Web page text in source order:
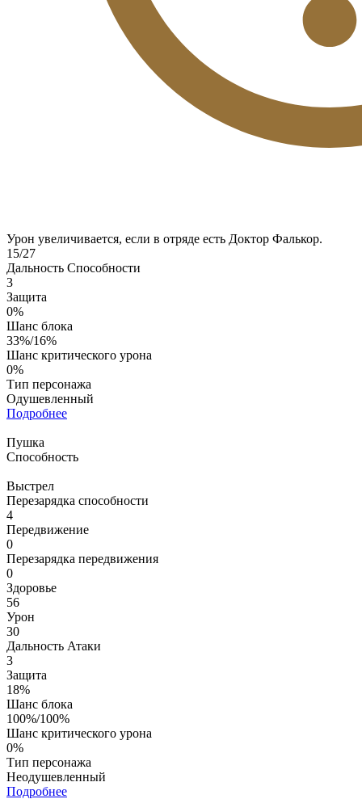
Урон увеличивается, если в отряде есть Доктор Фалькор.
15/27
Дальность Способности
3
Защита
0%
Шанс блока
33%/16%
Шанс критического урона
0%
Тип персонажа
Одушевленный
Подробнее
Пушка
Способность
Выстрел
Перезарядка способности
4
Передвижение
0
Перезарядка передвижения
0
Здоровье
56
Урон
30
Дальность Атаки
3
Защита
18%
Шанс блока
100%/100%
Шанс критического урона
0%
Тип персонажа
Неодушевленный
Подробнее